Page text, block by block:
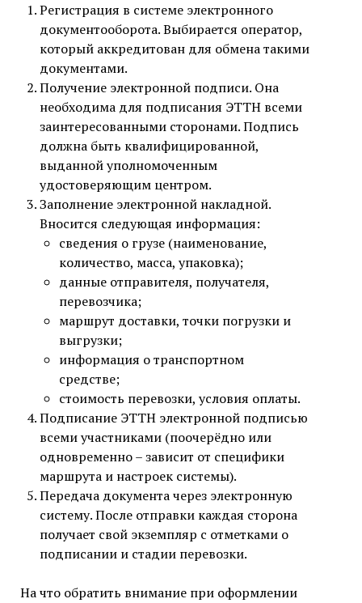
Регистрация в системе электронного
документооборота. Выбирается оператор,
который аккредитован для обмена такими
документами.
Получение электронной подписи. Она
необходима для подписания ЭТТН всеми
заинтересованными сторонами. Подпись
должна быть квалифицированной,
выданной уполномоченным
удостоверяющим центром.
Заполнение электронной накладной.
Вносится следующая информация:
сведения о грузе (наименование,
количество, масса, упаковка);
данные отправителя, получателя,
перевозчика;
маршрут доставки, точки погрузки и
выгрузки;
информация о транспортном
средстве;
стоимость перевозки, условия оплаты.
Подписание ЭТТН электронной подписью
всеми участниками (поочерёдно или
одновременно – зависит от специфики
маршрута и настроек системы).
Передача документа через электронную
систему. После отправки каждая сторона
получает свой экземпляр с отметками о
подписании и стадии перевозки.
На что обратить внимание при оформлении